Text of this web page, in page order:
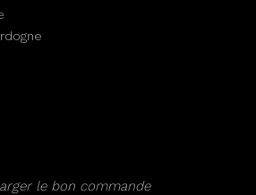
le bon commande